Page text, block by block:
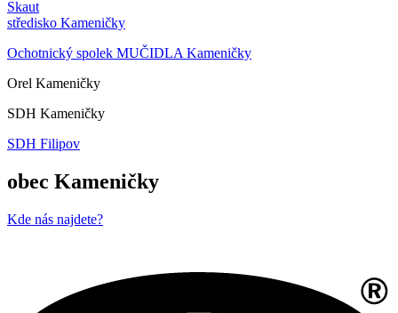
Skaut
středisko Kameničky
Ochotnický spolek MUČIDLA Kameničky
Orel Kameničky
SDH Kameničky
SDH Filipov
obec Kameničky
Kde nás najdete?